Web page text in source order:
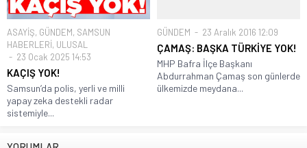
ASAYİŞ, GÜNDEM, SAMSUN
HABERLERİ, ULUSAL
23 Ocak 2025 14:53
KAÇIŞ YOK!
Samsun’da polis, yerli ve milli
yapay zeka destekli radar
sistemiyle...
GÜNDEM 23 Aralık 2016 12:09
ÇAMAŞ: BAŞKA TÜRKİYE YOK!
MHP Bafra İlçe Başkanı
Abdurrahman Çamaş son günlerde
ülkemizde meydana...